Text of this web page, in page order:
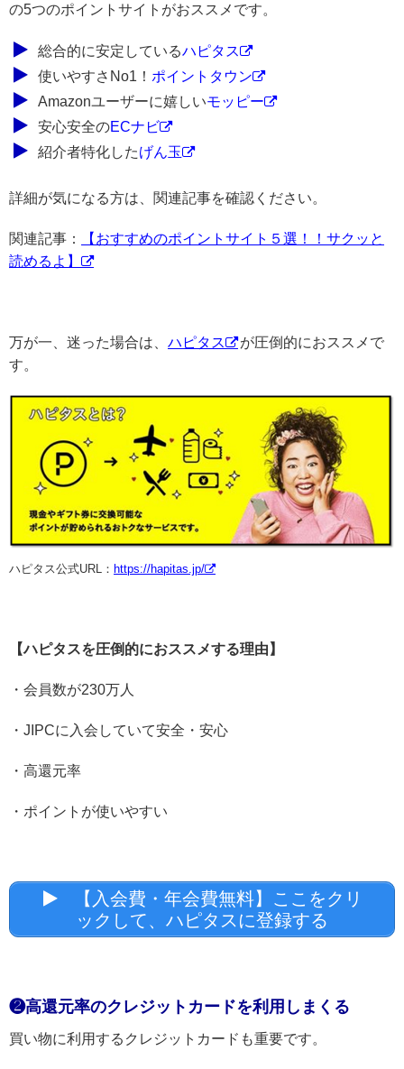
の5つのポイントサイトがおススメです。
総合的に安定しているハピタス
使いやすさNo1！ ポイントタウン
Amazonユーザーに嬉しいモッピー
安心安全のECナビ
紹介者特化したげん玉
詳細が気になる方は、関連記事を確認ください。
関連記事：
【おすすめのポイントサイト５選！！サクッと
読めるよ】
万が一、迷った場合は、 ハピタス
が圧倒的におススメで
す。
ハピタス公式URL： https://hapitas.jp/
【ハピタスを圧倒的におススメする理由】
・会員数が230万人
・JIPCに入会していて安全・安心
・高還元率
・ポイントが使いやすい
【入会費・年会費無料】ここをクリ
ックして、ハピタスに登録する
❷高還元率のクレジットカードを利用しまくる
買い物に利用するクレジットカードも重要です。